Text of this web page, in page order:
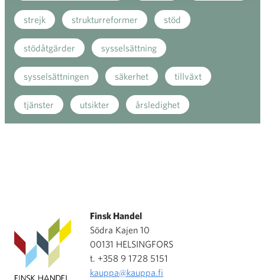
strejk strukturreformer stöd
stödåtgärder sysselsättning
sysselsättningen säkerhet tillväxt
tjänster utsikter årsledighet
Finsk Handel
Södra Kajen 10
00131 HELSINGFORS
t. +358 9 1728 5151
kauppa@kauppa.fi